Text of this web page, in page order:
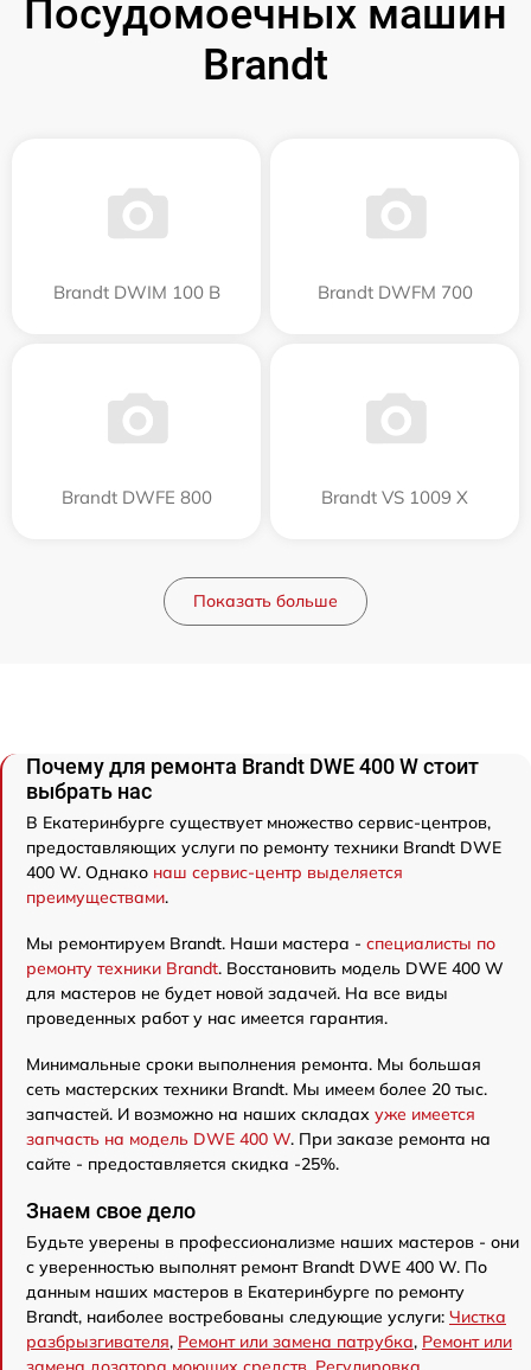
Посудомоечных машин
Brandt
Brandt DWIM 100 B Brandt DWFM 700
Brandt DWFE 800 Brandt VS 1009 X
Показать больше
Почему для ремонта Brandt DWE 400 W стоит
выбрать нас
В Екатеринбурге существует множество сервис-центров,
предоставляющих услуги по ремонту техники Brandt DWE
400 W. Однако наш сервис-центр выделяется
преимуществами.
Мы ремонтируем Brandt. Наши мастера - специалисты по
ремонту техники Brandt. Восстановить модель DWE 400 W
для мастеров не будет новой задачей. На все виды
проведенных работ у нас имеется гарантия.
Минимальные сроки выполнения ремонта. Мы большая
сеть мастерских техники Brandt. Мы имеем более 20 тыс.
запчастей. И возможно на наших складах уже имеется
запчасть на модель DWE 400 W. При заказе ремонта на
сайте - предоставляется скидка -25%.
Знаем свое дело
Будьте уверены в профессионализме наших мастеров - они
с уверенностью выполнят ремонт Brandt DWE 400 W. По
данным наших мастеров в Екатеринбурге по ремонту
Brandt, наиболее востребованы следующие услуги: Чистка
разбрызгивателя, Ремонт или замена патрубка, Ремонт или